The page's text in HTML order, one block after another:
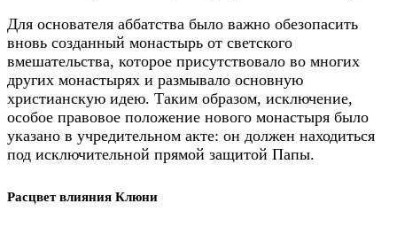
Для основателя аббатства было важно обезопасить
вновь созданный монастырь от светского
вмешательства, которое присутствовало во многих
других монастырях и размывало основную
христианскую идею. Таким образом, исключение,
особое правовое положение нового монастыря было
указано в учредительном акте: он должен находиться
под исключительной прямой защитой Папы.
Расцвет влияния Клюни